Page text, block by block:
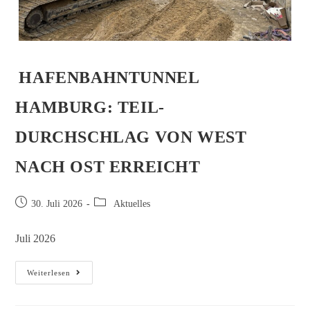
HAFENBAHNTUNNEL
HAMBURG: TEIL-
DURCHSCHLAG VON WEST
NACH OST ERREICHT
30. Juli 2026 Aktuelles
Juli 2026
Weiterlesen